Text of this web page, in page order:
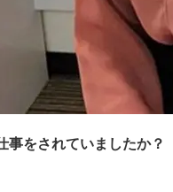
をされていましたか？